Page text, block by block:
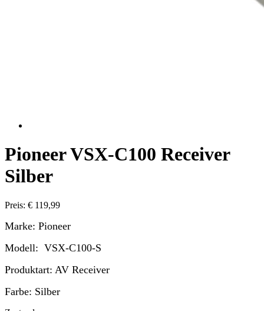
Pioneer VSX-C100 Receiver
Silber
Preis: € 119,99
Marke: Pioneer
Modell: VSX-C100-S
Produktart: AV Receiver
Farbe: Silber